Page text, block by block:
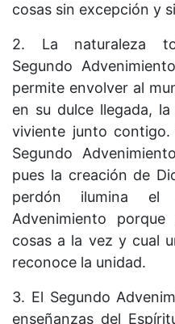
cosas sin excepción y
2. La naturaleza
Segundo
permite envolver al
en su dulce llegada,
viviente junto
Segundo
pues la creación de
perdón ilumina el
Advenimiento
cosas a la vez y cual
reconoce la unidad.
3. El Segundo
enseñanzas del